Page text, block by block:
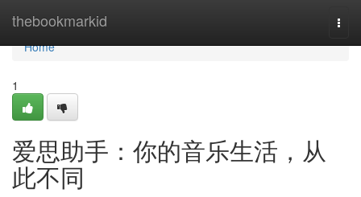
thebookmarkid
Home
Home
1
爱思助手：你的音乐生活，从
此不同